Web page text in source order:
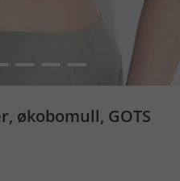
5 6 7
økobomull, GOTS